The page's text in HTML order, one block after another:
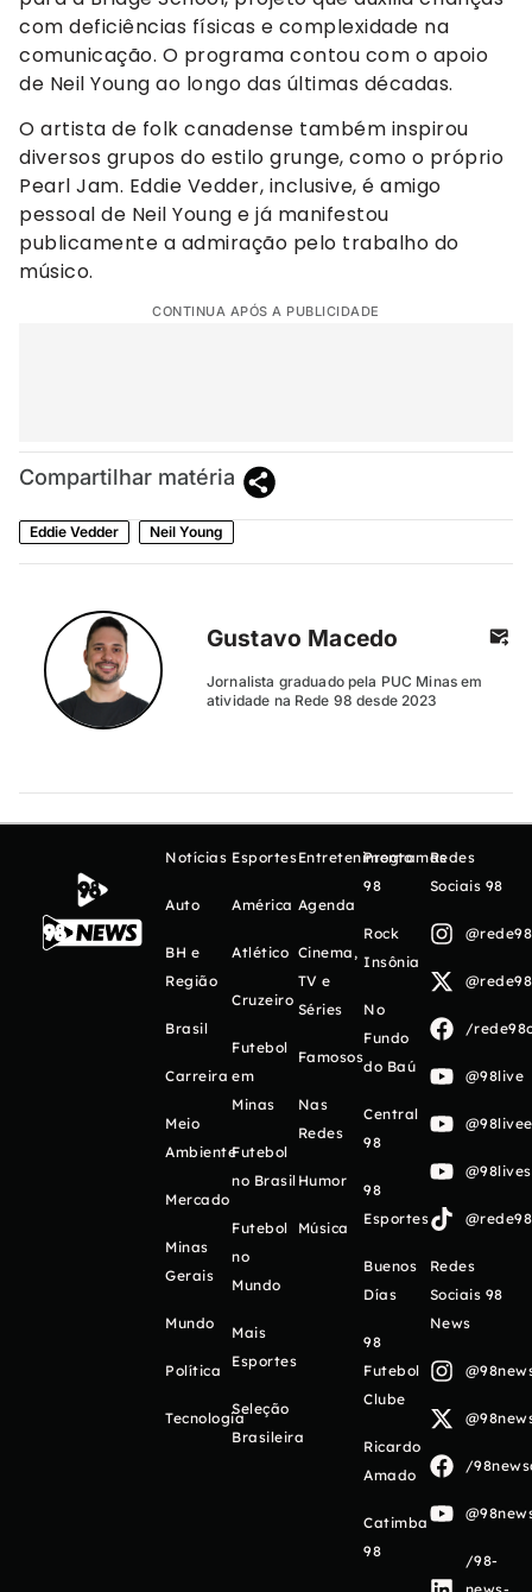
com deficiências físicas e complexidade na
comunicação. O programa contou com o apoio
de Neil Young ao longo das últimas décadas.
O artista de folk canadense também inspirou
diversos grupos do estilo grunge, como o próprio
Pearl Jam. Eddie Vedder, inclusive, é amigo
pessoal de Neil Young e já manifestou
publicamente a admiração pelo trabalho do
músico.
CONTINUA APÓS A PUBLICIDADE
Compartilhar matéria
Eddie Vedder Neil Young
Gustavo Macedo
Jornalista graduado pela PUC Minas em
atividade na Rede 98 desde 2023
Notícias
Auto
BH e
Região
Brasil
Carreira
Meio
Ambiente
Mercado
Minas
Gerais
Mundo
Política
Tecnologia
Esportes
América
Atlético
Cruzeiro
Futebol
em
Minas
Futebol
no Brasil
Futebol
no
Mundo
Mais
Esportes
Seleção
Brasileira
Entretenimento
Agenda
Cinema,
TV e
Séries
Famosos
Nas
Redes
Humor
Música
Programas
98
Rock
Insônia
No
Fundo
do Baú
Central
98
98
Esportes
Buenos
Días
98
Futebol
Clube
Ricardo
Amado
Catimba
98
Redes
Sociais 98
/
@98live
Redes
Sociais 98
News
/
/98-